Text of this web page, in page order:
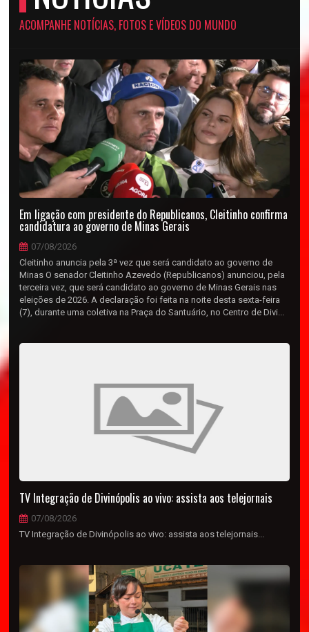
ACOMPANHE NOTÍCIAS, FOTOS E VÍDEOS DO MUNDO
Em ligação com presidente do Republicanos, Cleitinho confirma
candidatura ao governo de Minas Gerais
07/08/2026
Cleitinho anuncia pela 3ª vez que será candidato ao governo de
Minas O senador Cleitinho Azevedo (Republicanos) anunciou, pela
terceira vez, que será candidato ao governo de Minas Gerais nas
eleições de 2026. A declaração foi feita na noite desta sexta-feira
(7), durante uma coletiva na Praça do Santuário, no Centro de Divi...
TV Integração de Divinópolis ao vivo: assista aos telejornais
07/08/2026
TV Integração de Divinópolis ao vivo: assista aos telejornais...